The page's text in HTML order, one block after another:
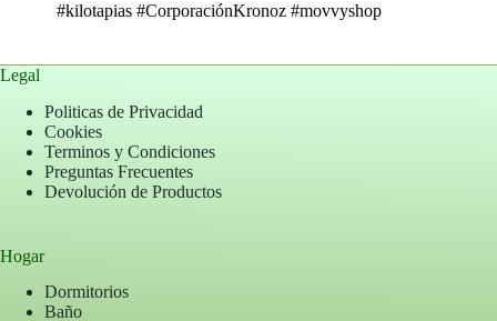
#kilotapias #CorporaciónKronoz #movvyshop
Legal
Politicas de Privacidad
Cookies
Terminos y Condiciones
Preguntas Frecuentes
Devolución de Productos
Hogar
Dormitorios
Baño